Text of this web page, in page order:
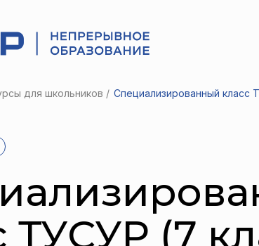
для школьников Специализированный класс
ТУСУР (7